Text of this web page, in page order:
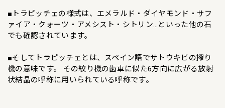
■トラピッチェの様式は、エメラルド・ダイヤモンド・サフ
ァイア・クォーツ・アメシスト・シトリン…といった他の石
でも確認されています。
■そしてトラピッチェとは、スペイン語でサトウキビの搾り
機の意味です。 その絞り機の歯車に似た6方向に広がる放射
状結晶の呼称に用いられている呼称です。